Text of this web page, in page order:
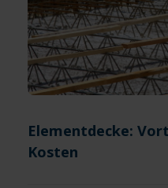
Elementdecke:
Kosten